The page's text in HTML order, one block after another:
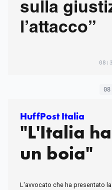
sulla
l’attacco”
HuffPost Italia
"L'Italia
un boia"
L'avvocato che ha presentato